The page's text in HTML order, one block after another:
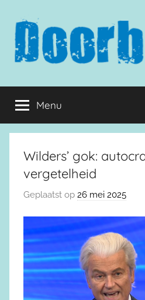
inhoud
springen
Doorbraak.eu
Menu
Wilders’ gok:
vergetelheid
Geplaatst op 26 mei 2025